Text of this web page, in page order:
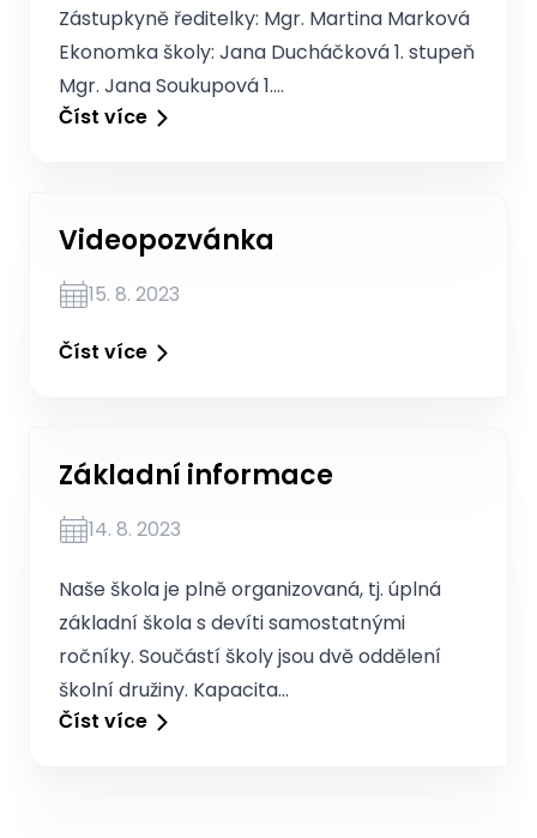
Zástupkyně ředitelky: Mgr. Martina Marková
Ekonomka školy: Jana Ducháčková 1. stupeň
Mgr. Jana Soukupová 1.…
Číst více
Videopozvánka
15. 8. 2023
Číst více
Základní informace
14. 8. 2023
Naše škola je plně organizovaná, tj. úplná
základní škola s devíti samostatnými
ročníky. Součástí školy jsou dvě oddělení
školní družiny. Kapacita…
Číst více